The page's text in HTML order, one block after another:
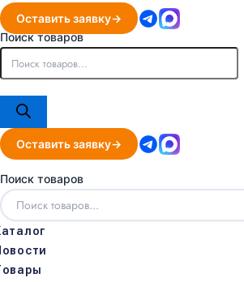
Оставить заявку
Поиск товаров
Оставить заявку
Поиск товаров